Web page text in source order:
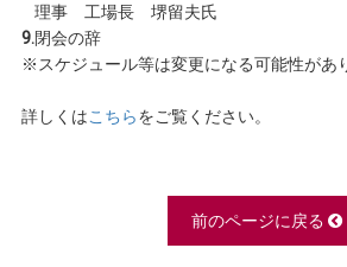
理事 工場長 堺留夫氏
9.閉会の辞
※スケジュール等は変更になる可能性があ
詳しくはこちらをご覧ください。
前のページに戻る